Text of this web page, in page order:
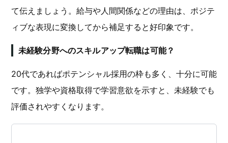
て伝えましょう。給与や人間関係などの理由は、ポジテ
ィブな表現に変換してから補足すると好印象です。
未経験分野へのスキルアップ転職は可能？
20代であればポテンシャル採用の枠も多く、十分に可能
です。独学や資格取得で学習意欲を示すと、未経験でも
評価されやすくなります。